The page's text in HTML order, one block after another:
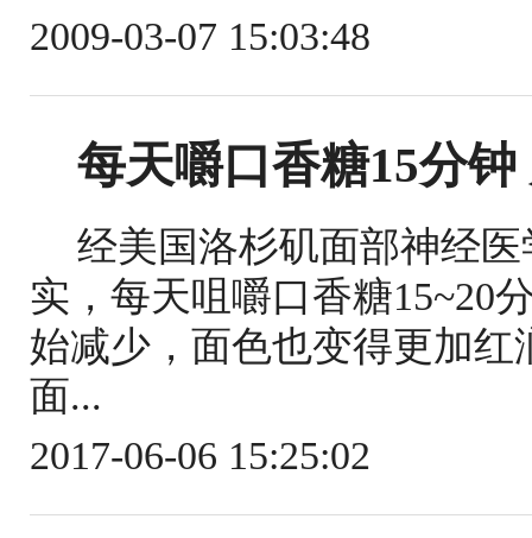
2009-03-07 15:03:48
每天嚼口香糖15分
经美国洛杉矶面部神经
实，每天咀嚼口香糖15~20
始减少，面色也变得更加
面...
2017-06-06 15:25:02